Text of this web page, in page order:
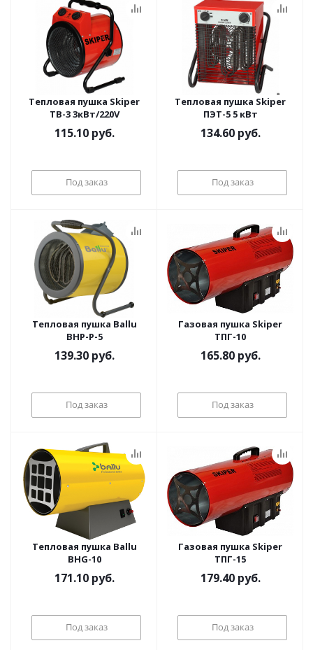
Тепловая пушка Skiper
TB-3 3кВт/220V
115.10руб.
Под заказ
Тепловая пушка Skiper
ПЭТ-5 5 кВт
134.60руб.
Под заказ
Тепловая пушка Ballu
BHP-P-5
139.30руб.
Под заказ
Газовая пушка Skiper
ТПГ-10
165.80руб.
Под заказ
Тепловая пушка Ballu
BHG-10
171.10руб.
Под заказ
Газовая пушка Skiper
ТПГ-15
179.40руб.
Под заказ